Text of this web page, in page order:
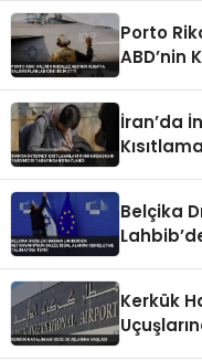
Porto
ABD’nin
İran’da
Belçika
Tepki
Kerkük